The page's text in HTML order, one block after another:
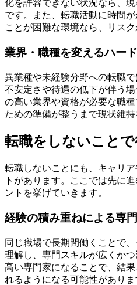
化を許容できない状況なら、
です。また、転職活動に時間
ことが困難な環境なら、リスク
業界・職種を変えるハー
異業種や未経験分野への転職
不安定さや待遇の低下が伴う
の高い業界や資格が必要な職
ための準備が整うまで現状維持
転職をしないこと
転職しないことにも、キャリ
トがあります。ここでは先に
ントを挙げていきます。
経験の積み重ねによる専
同じ職場で長期間働くことで
理解し、専門スキルが広くか
高い専門家になることで、結
れるようになる可能性がありま